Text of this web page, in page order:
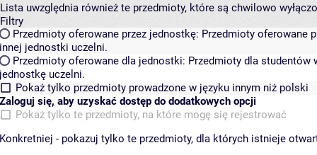
Lista uwzględnia również te przedmioty, które są chwilowo
Filtry
Przedmioty oferowane przez jednostkę: Przedmioty oferowane
innej jednostki uczelni.
Przedmioty oferowane dla jednostki: Przedmioty dla studentów
jednostkę uczelni.
Pokaż tylko przedmioty prowadzone w języku innym niż polski
Zaloguj się, aby uzyskać dostęp do dodatkowych opcji
Pokaż tylko te przedmioty, na które mogę się rejestrować
Konkretniej - pokazuj tylko te przedmioty, dla których istnieje